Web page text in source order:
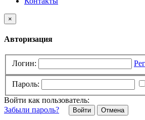
×
Авторизация
Логин:
Пароль:
Войти как пользователь:
Забыли пароль?
Отмена